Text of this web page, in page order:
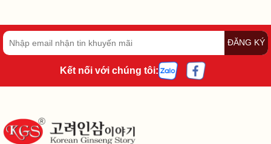
ĐĂNG KÝ
Kết nối với chúng tôi: